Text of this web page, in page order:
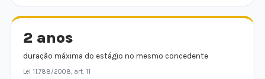
2 anos
duração máxima do estágio no mesmo concedente
Lei 11.788/2008, art. 11